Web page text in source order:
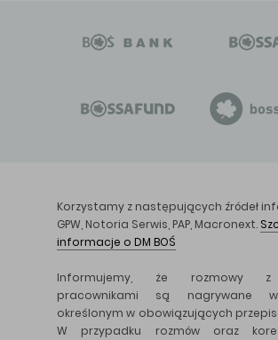
Korzystamy z następujących źródeł
GPW, Notoria Serwis, PAP, Macronext.
informacje o DM BOŚ
Informujemy, że rozmowy z
pracownikami są nagrywane
określonym w obowiązujących
W przypadku rozmów oraz